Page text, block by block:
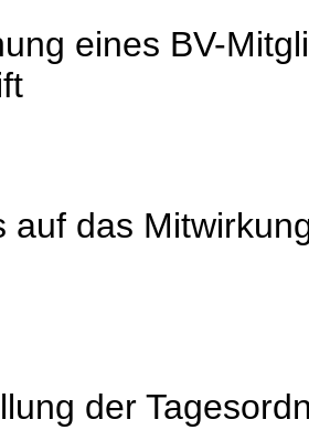
eines BV-
auf das
der